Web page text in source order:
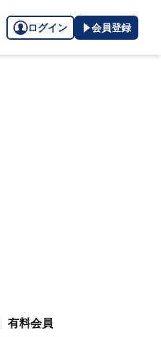
ログイン 会員登録
有料会員